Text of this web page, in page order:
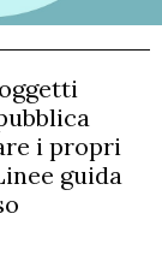
i propri
guida